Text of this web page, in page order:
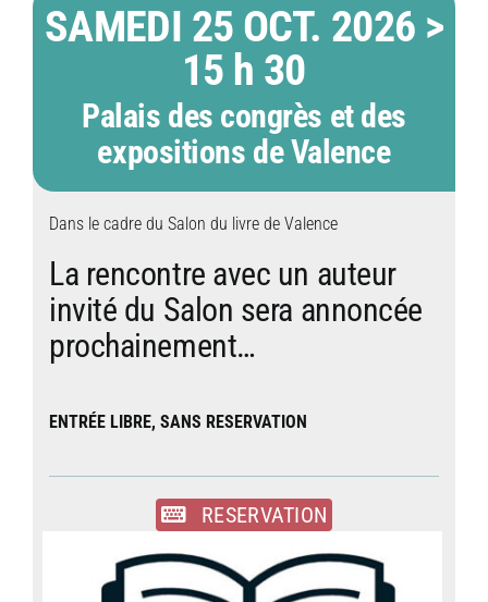
SAMEDI 25 OCT. 2026 >
15 h 30
Palais des congrès et des
expositions de Valence
Dans le cadre du Salon du livre de Valence
La rencontre avec un auteur
invité du Salon sera annoncée
prochainement…
ENTRÉE LIBRE, SANS RESERVATION
RESERVATION